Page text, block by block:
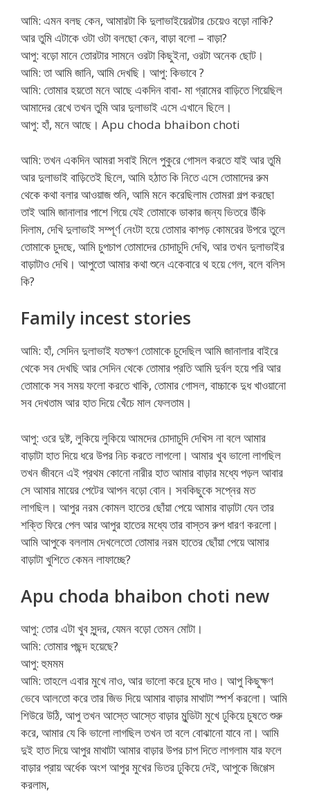
আমি: এমন বলছ কেন, আমারটা কি দুলাভাইয়েরটার চেয়েও বড়ো নাকি?
আর তুমি এটাকে ওটা ওটা বলছো কেন, বাড়া বলো – বাড়া?
আপু: বড়ো মানে তোরটার সামনে ওরটা কিছুইনা, ওরটা অনেক ছোট।
আমি: তা আমি জানি, আমি দেখছি। আপু: কিভাবে ?
আমি: তোমার হয়তো মনে আছে একদিন বাবা- মা গ্রামের বাড়িতে গিয়েছিল
আমাদের রেখে তখন তুমি আর দুলাভাই এসে এখানে ছিলে।
আপু: হাঁ, মনে আছে। Apu choda bhaibon choti
আমি: তখন একদিন আমরা সবাই মিলে পুকুরে গোসল করতে যাই আর তুমি
আর দুলাভাই বাড়িতেই ছিলে, আমি হঠাত কি নিতে এসে তোমাদের রুম
থেকে কথা বলার আওয়াজ শুনি, আমি মনে করেছিলাম তোমরা গল্প করছো
তাই আমি জানালার পাশে গিয়ে যেই তোমাকে ডাকার জন্য ভিতরে উঁকি
দিলাম, দেখি দুলাভাই সম্পূর্ণ নেংটা হয়ে তোমার কাপড় কোমরের উপরে তুলে
তোমাকে চুদছে, আমি চুপচাপ তোমাদের চোদাচুদি দেখি, আর তখন দুলাভাইর
বাড়াটাও দেখি। আপুতো আমার কথা শুনে একেবারে থ হয়ে গেল, বলে বলিস
কি?
Family incest stories
আমি: হাঁ, সেদিন দুলাভাই যতক্ষণ তোমাকে চুদেছিল আমি জানালার বাইরে
থেকে সব দেখছি আর সেদিন থেকে তোমার প্রতি আমি দুর্বল হয়ে পরি আর
তোমাকে সব সময় ফলো করতে খাকি, তোমার গোসল, বাচ্চাকে দুধ খাওয়ানো
সব দেখতাম আর হাত দিয়ে খেঁচে মাল ফেলতাম।
আপু: ওরে দুষ্ট, লুকিয়ে লুকিয়ে আমদের চোদাচুদি দেখিস না বলে আমার
বাড়াটা হাত দিয়ে ধরে উপর নিচ করতে লাগলো। আমার খুব ভালো লাগছিল
তখন জীবনে এই প্রথম কোনো নারীর হাত আমার বাড়ার মধ্যে পড়ল আবার
সে আমার মায়ের পেটের আপন বড়ো বোন। সবকিছুকে সপ্নের মত
লাগছিল। আপুর নরম কোমল হাতের ছোঁয়া পেয়ে আমার বাড়াটা যেন তার
শক্তি ফিরে পেল আর আপুর হাতের মধ্যে তার বাস্তব রুপ ধারণ করলো।
আমি আপুকে বললাম দেখলেতো তোমার নরম হাতের ছোঁয়া পেয়ে আমার
বাড়াটা খুশিতে কেমন লাফাচ্ছে?
Apu choda bhaibon choti new
আপু: তোর এটা খুব সুন্দর, যেমন বড়ো তেমন মোটা।
আমি: তোমার পছন্দ হয়েছে?
আপু: হুমমম
আমি: তাহলে এবার মুখে নাও, আর ভালো করে চুষে দাও। আপু কিছুক্ষণ
ভেবে আলতো করে তার জিভ দিয়ে আমার বাড়ার মাথাটা স্পর্শ করলো। আমি
শিউরে উঠি, আপু তখন আস্তে আস্তে বাড়ার মুন্ডিটা মুখে ঢুকিয়ে চুষতে শুরু
করে, আমার যে কি ভালো লাগছিল তখন তা বলে বোঝানো যাবে না। আমি
দুই হাত দিয়ে আপুর মাথাটা আমার বাড়ার উপর চাপ দিতে লাগলাম যার ফলে
বাড়ার প্রায় অর্ধেক অংশ আপুর মুখের ভিতর ঢুকিয়ে দেই, আপুকে জিগ্গেস
করলাম,